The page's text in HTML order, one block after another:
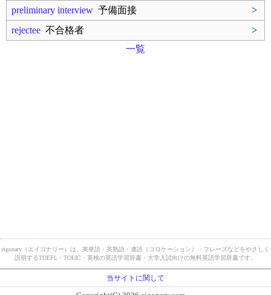
preliminary interview 予備面接
>
rejectee 不合格者
>
一覧
eigonary（エイゴナリー）は、英単語・英熟語・連語（コロケーション）・フレーズなどをやさしく
説明するTOEFL・TOEIC・英検の英語学習辞書・大学入試向けの無料英語学習辞書です。
当サイトに関して